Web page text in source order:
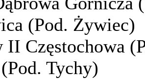
(Pod. Żywiec)
II Częstochowa
Tychy)